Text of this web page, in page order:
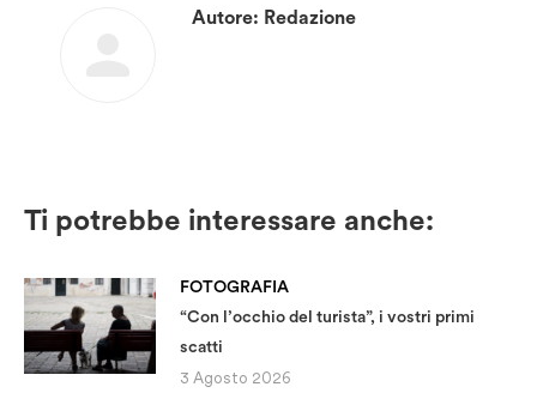
Autore: Redazione
Ti potrebbe interessare anche:
FOTOGRAFIA
“Con l’occhio del turista”, i vostri primi
scatti
3 Agosto 2026